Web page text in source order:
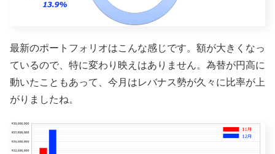
最新のポートフォリオはこんな感じです。額が大きくなっ
ているので、特に変わり映えはありません。為替が円高に
動いたこともあって、今月はレバナス勢が久々に比率が上
がりましたね。